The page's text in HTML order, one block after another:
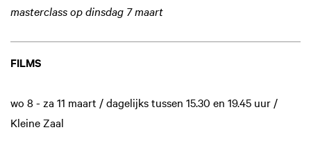
masterclass op dinsdag 7 maart
FILMS
wo 8 - za 11 maart / dagelijks tussen 15.30 en 19.45 uur /
Kleine Zaal